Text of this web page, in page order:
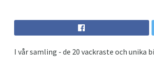
I vår samling - de 20 vackraste och unika